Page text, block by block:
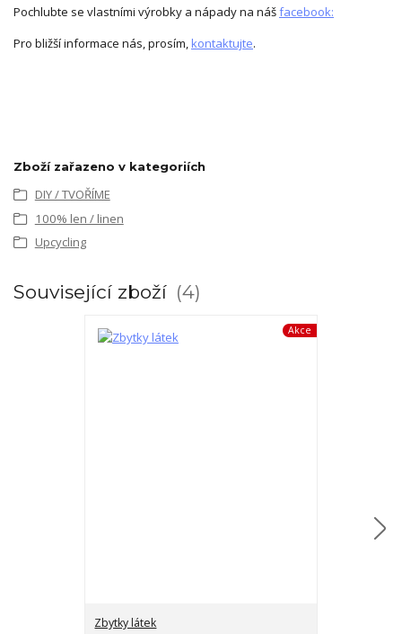
Pochlubte se vlastními výrobky a nápady na nášfacebook:
Pro bližší informace nás, prosím, kontaktujte.
Zboží zařazeno v kategoriích
DIY / TVOŘÍME
100% len / linen
Upcycling
Související zboží 4
Akce
Zbytky látek